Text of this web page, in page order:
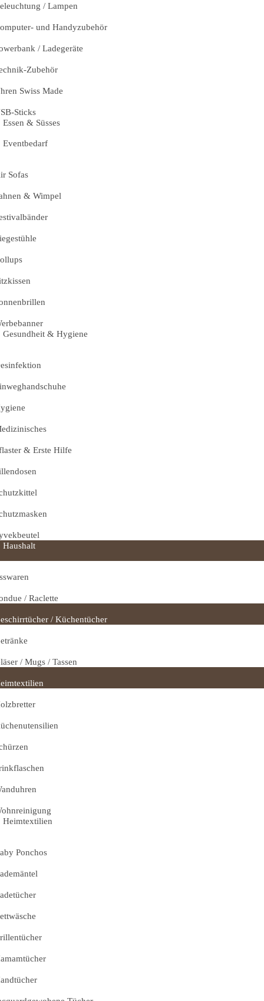
/ Lampen
und Handyzubehör
/ Ladegeräte
Zubehör
Swiss Made
Sticks
Essen & Süsses
Eventbedarf
Sofas
& Wimpel
Gesundheit & Hygiene
& Erste Hilfe
Haushalt
/ Raclette
/ Küchentücher
/ Mugs / Tassen
Heimtextilien
Ponchos